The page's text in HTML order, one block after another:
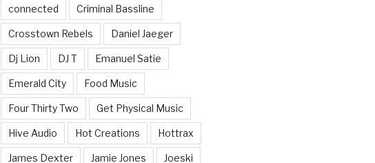
connected Criminal Bassline
Crosstown Rebels Daniel Jaeger
Dj Lion DJ T Emanuel Satie
Emerald City Food Music
Four Thirty Two Get Physical Music
Hive Audio Hot Creations Hottrax
James Dexter Jamie Jones Joeski